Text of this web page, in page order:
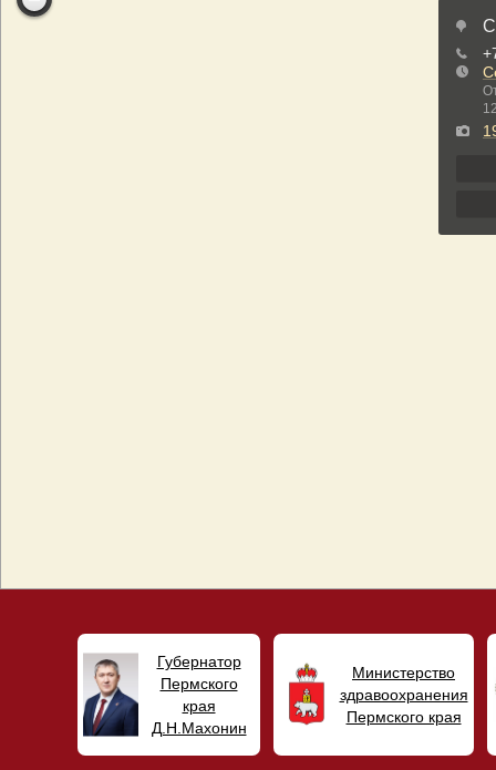
Губернатор
Пермского
края
Д.Н.Махонин
Министерство
здравоохранения
Пермского края